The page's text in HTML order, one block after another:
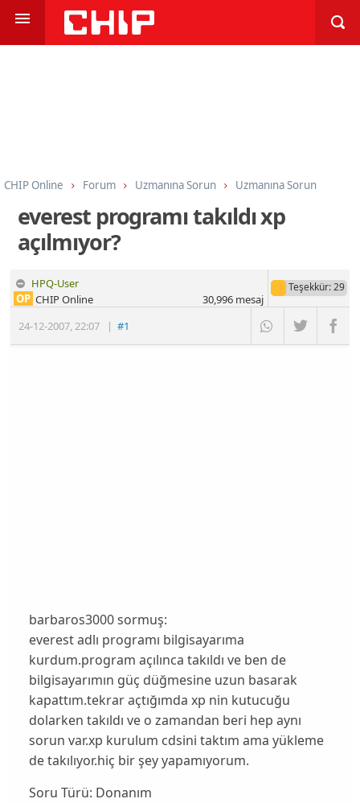
CHIP Online Forum Uzmanına Sorun Uzmanına Sorun
everest programı takıldı xp
açılmıyor?
HPQ-User
24-12-2007,22:07 |#1
OP CHIP Online
Teşekkür: 29
30,996mesaj
barbaros3000 sormuş:
everest adlı programı bilgisayarıma
kurdum.program açılınca takıldı ve ben de
bilgisayarımın güç düğmesine uzun basarak
kapattım.tekrar açtığımda xp nin kutucuğu
dolarken takıldı ve o zamandan beri hep aynı
sorun var.xp kurulum cdsini taktım ama yükleme
de takılıyor.hiç bir şey yapamıyorum.
Soru Türü: Donanım